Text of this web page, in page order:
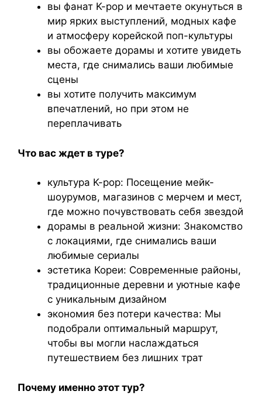
вы фанат K-pop и мечтаете окунуться в
мир ярких выступлений, модных кафе
и атмосферу корейской поп-культуры
вы обожаете дорамы и хотите увидеть
места, где снимались ваши любимые
сцены
вы хотите получить максимум
впечатлений, но при этом не
переплачивать
Что вас ждет в туре?
культура K-pop: Посещение мейк-
шоурумов, магазинов с мерчем и мест,
где можно почувствовать себя звездой
дорамы в реальной жизни: Знакомство
с локациями, где снимались ваши
любимые сериалы
эстетика Кореи: Современные районы,
традиционные деревни и уютные кафе
с уникальным дизайном
экономия без потери качества: Мы
подобрали оптимальный маршрут,
чтобы вы могли наслаждаться
путешествием без лишних трат
Почему именно этот тур?